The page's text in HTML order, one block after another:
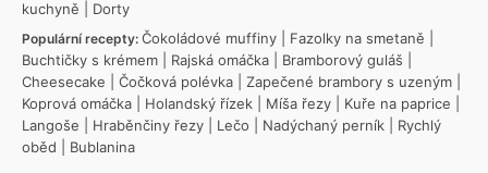
kuchyně
Dorty
Populární recepty: Čokoládové muffiny Fazolky na smetaně
Buchtičky s krémem
Rajská omáčka Bramborový guláš
Cheesecake
Čočková polévka Zapečené brambory s uzeným
Koprová omáčka
Holandský řízek Míša řezy Kuře na paprice
Langoše
Hraběnčiny řezy Lečo Nadýchaný perník
Rychlý
oběd
Bublanina